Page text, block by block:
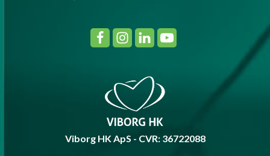
Viborg HK ApS - CVR: 36722088